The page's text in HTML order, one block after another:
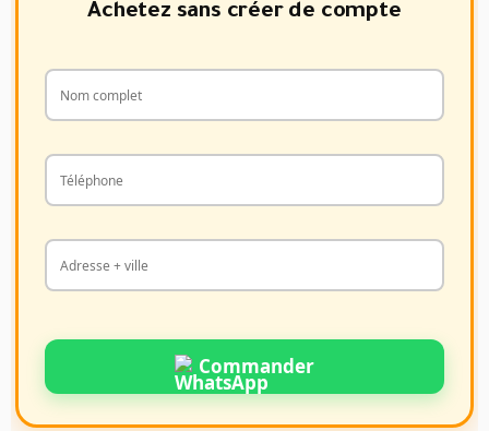
Achetez sans créer de compte
Commander